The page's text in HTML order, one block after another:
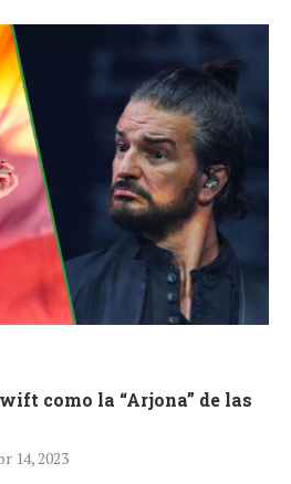
como la “Arjona” de las
14, 2023